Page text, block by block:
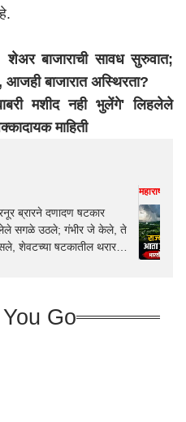
बाजाराची सावध सुरुवात;
बाजारात अस्थिरता?
मशीद नही भुलेंगे' लिहलेले
माहिती
ब्रारने दणादण षटकार
सगळे उठले; गंभीर जे केले, ते
शेवटच्या षटकातील थरार,
महाराष्ट्र
Go